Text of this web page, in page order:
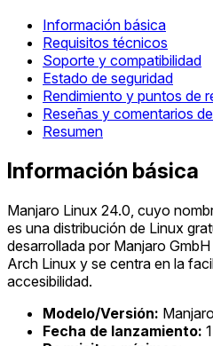
Información básica
Requisitos técnicos
Soporte y compatibilidad
Estado de seguridad
Rendimiento y puntos de
Reseñas y comentarios
Resumen
Información básica
Manjaro Linux 24.0, cuyo
es una distribución de Linux
desarrollada por Manjaro
Arch Linux y se centra en la
accesibilidad.
Modelo/Versión:
Fecha de lanzamiento: